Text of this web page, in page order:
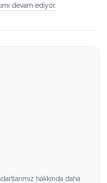
devam ediyor.
hakkında daha